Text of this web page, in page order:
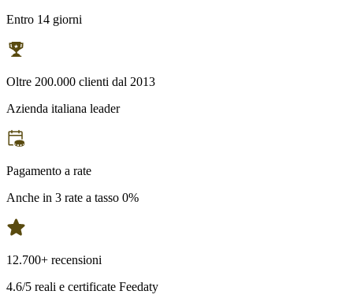
Entro 14 giorni
Oltre 200.000 clienti dal 2013
Azienda italiana leader
Pagamento a rate
Anche in 3 rate a tasso 0%
12.700+ recensioni
4.6/5 reali e certificate Feedaty